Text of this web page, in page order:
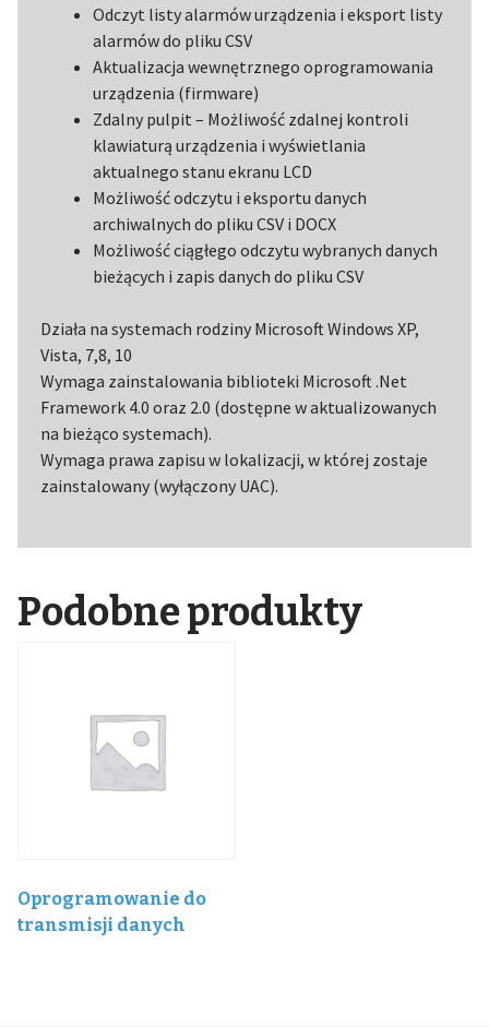
Odczyt listy alarmów urządzenia i eksport listy
alarmów do pliku CSV
Aktualizacja wewnętrznego oprogramowania
urządzenia (firmware)
Zdalny pulpit – Możliwość zdalnej kontroli
klawiaturą urządzenia i wyświetlania
aktualnego stanu ekranu LCD
Możliwość odczytu i eksportu danych
archiwalnych do pliku CSV i DOCX
Możliwość ciągłego odczytu wybranych danych
bieżących i zapis danych do pliku CSV
Działa na systemach rodziny Microsoft Windows XP,
Vista, 7,8, 10
Wymaga zainstalowania biblioteki Microsoft .Net
Framework 4.0 oraz 2.0 (dostępne w aktualizowanych
na bieżąco systemach).
Wymaga prawa zapisu w lokalizacji, w której zostaje
zainstalowany (wyłączony UAC).
Podobne produkty
Oprogramowanie do
transmisji danych